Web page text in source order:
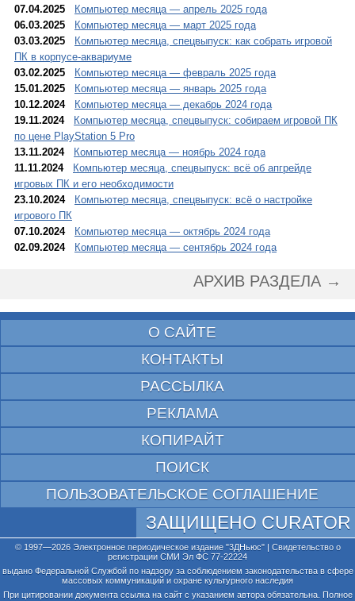
07.04.2025
Компьютер месяца — апрель 2025 года
06.03.2025
Компьютер месяца — март 2025 года
03.03.2025
Компьютер месяца, спецвыпуск: как собрать игровой
ПК в корпусе-аквариуме
03.02.2025
Компьютер месяца — февраль 2025 года
15.01.2025
Компьютер месяца — январь 2025 года
10.12.2024
Компьютер месяца — декабрь 2024 года
19.11.2024
Компьютер месяца, спецвыпуск: собираем игровой ПК
по цене PlayStation 5 Pro
13.11.2024
Компьютер месяца — ноябрь 2024 года
11.11.2024
Компьютер месяца, спецвыпуск: всё об апгрейде
игровых ПК и его необходимости
23.10.2024
Компьютер месяца, спецвыпуск: всё о настройке
игрового ПК
07.10.2024
Компьютер месяца — октябрь 2024 года
02.09.2024
Компьютер месяца — сентябрь 2024 года
АРХИВ РАЗДЕЛА →
О САЙТЕ
КОНТАКТЫ
РАССЫЛКА
РЕКЛАМА
КОПИРАЙТ
ПОИСК
ПОЛЬЗОВАТЕЛЬСКОЕ СОГЛАШЕНИЕ
ЗАЩИЩЕНО CURATOR
© 1997—2026 Электронное периодическое издание "3ДНьюс" | Свидетельство о
регистрации СМИ Эл ФС 77-22224
выдано Федеральной Службой по надзору за соблюдением законодательства в сфере
массовых коммуникаций и охране культурного наследия
При цитировании документа ссылка на сайт с указанием автора обязательна. Полное